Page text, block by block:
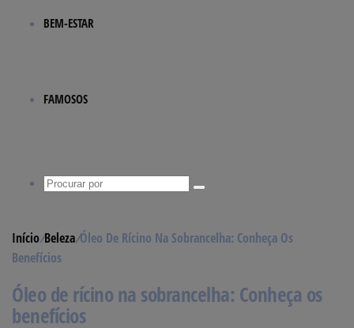
BEM-ESTAR
FAMOSOS
Procurar
Início/Beleza/Óleo De Rícino Na Sobrancelha: Conheça Os
Benefícios
Óleo de rícino na sobrancelha: Conheça os
benefícios